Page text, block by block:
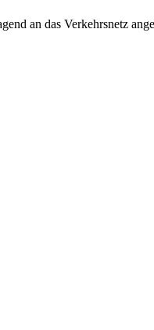
an das Verkehrsnetz